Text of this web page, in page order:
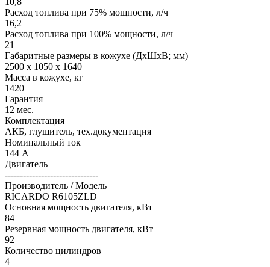
Расход топлива при 75% мощности, л/ч
16,2
Расход топлива при 100% мощности, л/ч
21
Габаритные размеры в кожухе (ДхШхВ; мм)
2500 х 1050 х 1640
Масса в кожухе, кг
1420
Гарантия
12 мес.
Комплектация
АКБ, глушитель, тех.документация
Номинальный ток
144 А
Двигатель
-------------------------------
Производитель / Модель
RICARDO R6105ZLD
Основная мощность двигателя, кВт
84
Резервная мощность двигателя, кВт
92
Количество цилиндров
4